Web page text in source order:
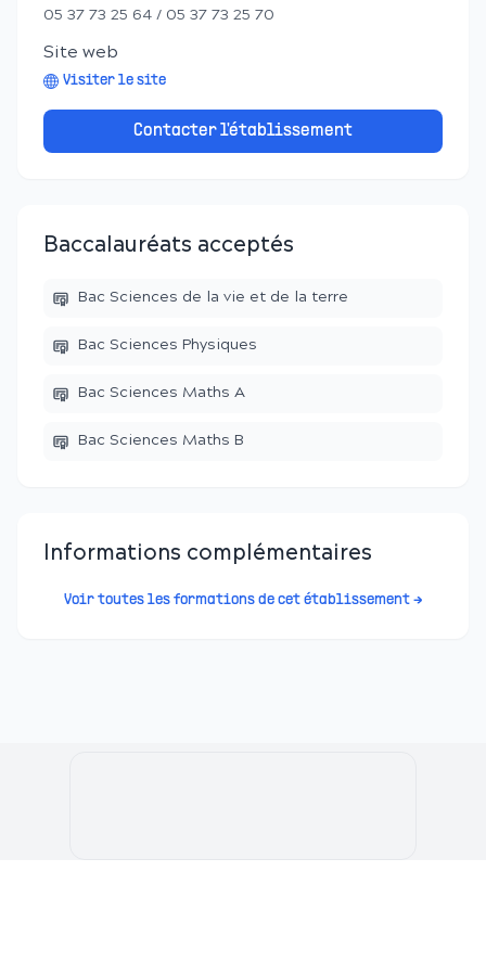
05 37 73 25 64 / 05 37 73 25 70
Site web
Visiter le site
Contacter l'établissement
Baccalauréats acceptés
Bac Sciences de la vie et de la terre
Bac Sciences Physiques
Bac Sciences Maths A
Bac Sciences Maths B
Informations complémentaires
Voir toutes les formations de cet établissement →